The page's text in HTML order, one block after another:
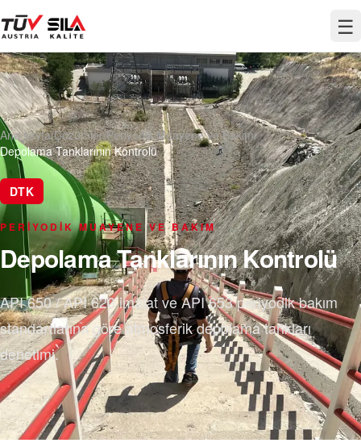
☰
Ana sayfa/Çözümler/Periyodik Muayene ve Bakım/
Depolama Tanklarının Kontrolü
DTK
PERIYODIK MUAYENE VE BAKIM
Depolama Tanklarının Kontrolü
API 650 / API 620 imalat ve API 653 periyodik bakım
standartlarına göre atmosferik depolama tankları
denetimi.